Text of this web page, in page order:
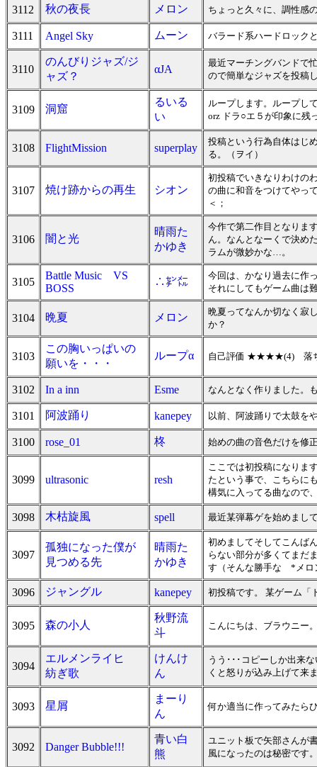
3112 秋の夜長 メロン ちょっと久々に、調性感
3111 Angel Sky ムーン バラード系ハードロック
3110
のんびりジャズ/ジ
ャズ？
αJA
最近マーチングバンドで
ので簡単なジャズを投稿
3109 洞窟
るいる
い
ループします。ループし
orz ドラ○エ５が印象に残
3108 FlightMission superplay
投稿という行為自体はじ
る。（ヲイ）
3107 焼け跡からの再生 シオン
初投稿でいきなりわけの
の曲に和音をつけてやっ
＜；
3106 闇と光
晴雨た
かゆき
今作で第二作目となりま
ん。なんとなーくで決め
ラムが微妙かな…。
3105
Battle Music VS
BOSS
∴㌢㍍
今回は、かなり過去に作
それにしてもゲーム曲は
3104 晩夏 メロン
晩夏ってなんか切なく寂
か？
3103
この胸いっぱいの
願いを・・・
ループα 自己評価 ★★★★(4) 落ち
3102 In a inn Esme なんとなく作りました。
3101 阿波踊り kanepey 以前、阿波踊りで太鼓を
3100 rose_01 柊 始めの曲の音色だけを修
3099 ultrasonic resh
ここでは初投稿になりま
たという事で、こちらに
構気に入ってる曲なので
3098 木枯旋風 spell 最近某弾幕ゲを始めまし
3097
孤独になった僕が
見つめる先
晴雨た
かゆき
初めましてそしてこんば
らない部分が多くてまだ
す（そんな勝手な *メロ
3096 ジャングル kanepey 初投稿です。 某ゲーム「
3095 森の小人
秋野流
斗
こんにちは、ブラウニー
3094
エルメンライヒ
紡ぎ歌
けんけ
ん
うう･･･コピーしか出来
くと怒りが込み上げて来
3093 星屑
まーり
ん
何か適当に作ってみたら
3092 Danger Bubble!!!
青い白
熊
ユニット板で矢部さんが
風になったのは秘密です